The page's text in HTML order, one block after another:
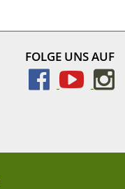
FOLGE UNS AUF